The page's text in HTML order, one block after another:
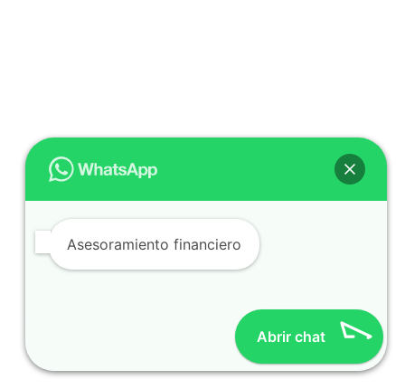
Asesoramiento financiero
Abrir chat